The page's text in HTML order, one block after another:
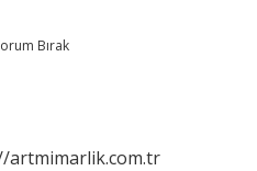
Bırak
artmimarlik.com.tr